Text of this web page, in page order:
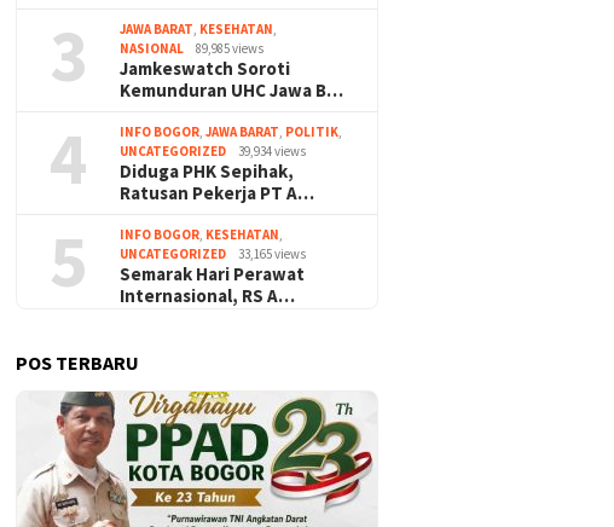
3 JAWA BARAT KESEHATAN
NASIONAL
89,985 views
Jamkeswatch Soroti
Kemunduran UHC Jawa B…
4 INFO BOGOR ,JAWA BARAT POLITIK
UNCATEGORIZED
39,934 views
Diduga PHK Sepihak,
Ratusan Pekerja PT A…
5 INFO BOGOR KESEHATAN
UNCATEGORIZED
33,165 views
Semarak Hari Perawat
Internasional, RS A…
POS TERBARU